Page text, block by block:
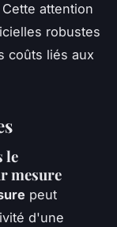
attention
robustes
coûts liés aux
le
mesure
peut
d'une